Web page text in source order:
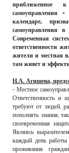
приближенное
самоуправления
календаре,
самоуправления в
Современная
ответственности
жители и местная
там живет и
Н.А. Агишева,
- Местное
Ответственность и
требуют от людей,
пополнять знания,
своевременная
Являясь
каждый день работы
проживания